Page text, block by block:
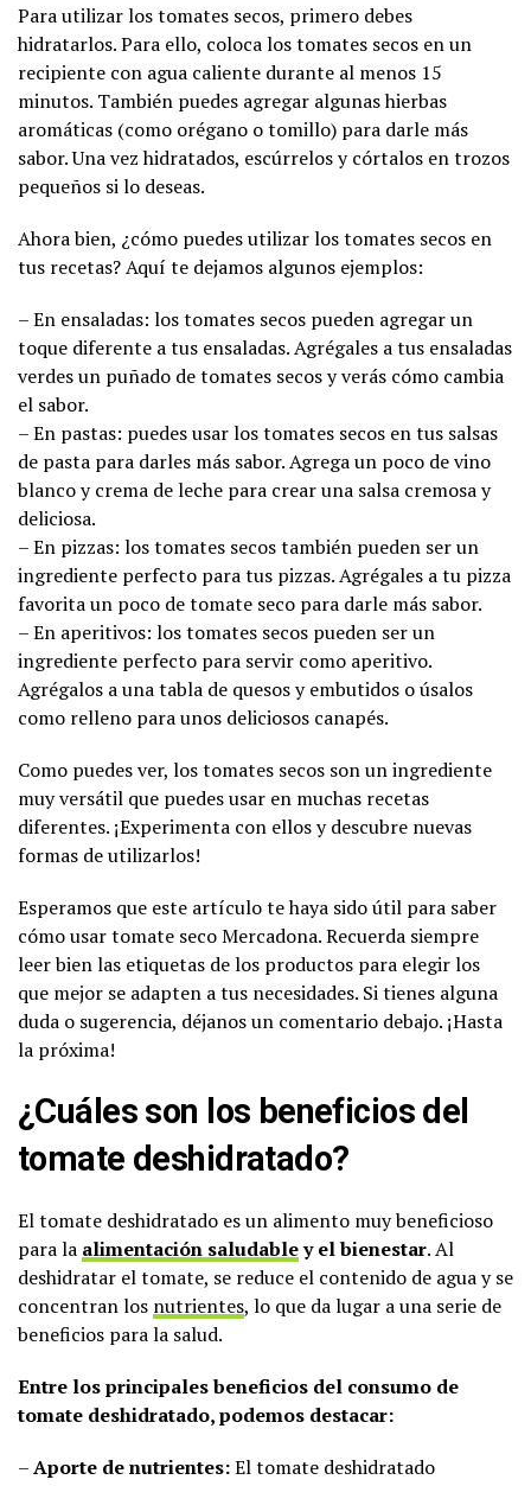
Para utilizar los tomates secos, primero debes
hidratarlos. Para ello, coloca los tomates secos en un
recipiente con agua caliente durante al menos 15
minutos. También puedes agregar algunas hierbas
aromáticas (como orégano o tomillo) para darle más
sabor. Una vez hidratados, escúrrelos y córtalos en trozos
pequeños si lo deseas.
Ahora bien, ¿cómo puedes utilizar los tomates secos en
tus recetas? Aquí te dejamos algunos ejemplos:
– En ensaladas: los tomates secos pueden agregar un
toque diferente a tus ensaladas. Agrégales a tus ensaladas
verdes un puñado de tomates secos y verás cómo cambia
el sabor.
– En pastas: puedes usar los tomates secos en tus salsas
de pasta para darles más sabor. Agrega un poco de vino
blanco y crema de leche para crear una salsa cremosa y
deliciosa.
– En pizzas: los tomates secos también pueden ser un
ingrediente perfecto para tus pizzas. Agrégales a tu pizza
favorita un poco de tomate seco para darle más sabor.
– En aperitivos: los tomates secos pueden ser un
ingrediente perfecto para servir como aperitivo.
Agrégalos a una tabla de quesos y embutidos o úsalos
como relleno para unos deliciosos canapés.
Como puedes ver, los tomates secos son un ingrediente
muy versátil que puedes usar en muchas recetas
diferentes. ¡Experimenta con ellos y descubre nuevas
formas de utilizarlos!
Esperamos que este artículo te haya sido útil para saber
cómo usar tomate seco Mercadona. Recuerda siempre
leer bien las etiquetas de los productos para elegir los
que mejor se adapten a tus necesidades. Si tienes alguna
duda o sugerencia, déjanos un comentario debajo. ¡Hasta
la próxima!
¿Cuáles son los beneficios del
tomate deshidratado?
El tomate deshidratado es un alimento muy beneficioso
para la alimentación saludabley el bienestar. Al
deshidratar el tomate, se reduce el contenido de agua y se
concentran los nutrientes, lo que da lugar a una serie de
beneficios para la salud.
Entre los principales beneficios del consumo de
tomate deshidratado, podemos destacar:
–Aporte de nutrientes:El tomate deshidratado